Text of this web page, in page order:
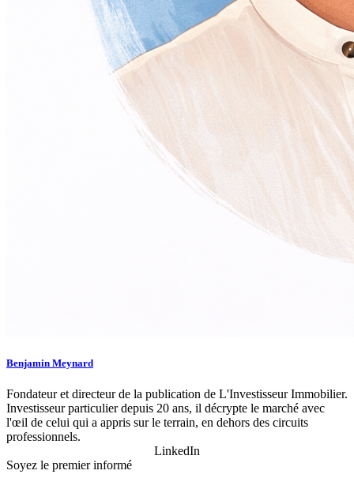
Benjamin Meynard
Fondateur et directeur de la publication de L'Investisseur Immobilier.
Investisseur particulier depuis 20 ans, il décrypte le marché avec
l'œil de celui qui a appris sur le terrain, en dehors des circuits
professionnels.
LinkedIn
Soyez le premier informé